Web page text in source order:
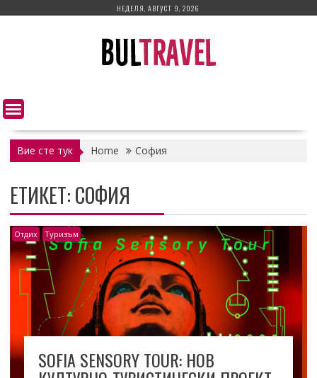
НЕДЕЛЯ, АВГУСТ 9, 2026
Вие сте тук Home София
ЕТИКЕТ:СОФИЯ
Отдих Туризъм
SOFIA SENSORY TOUR: НОВ